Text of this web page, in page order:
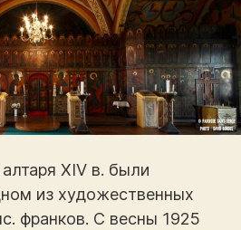
XIV в. были
из художественных
франков. С весны 1925